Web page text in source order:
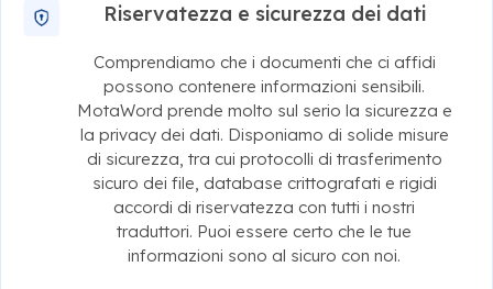
Riservatezza e sicurezza dei dati
Comprendiamo che i documenti che ci affidi
possono contenere informazioni sensibili.
MotaWord prende molto sul serio la sicurezza e
la privacy dei dati. Disponiamo di solide misure
di sicurezza, tra cui protocolli di trasferimento
sicuro dei file, database crittografati e rigidi
accordi di riservatezza con tutti i nostri
traduttori. Puoi essere certo che le tue
informazioni sono al sicuro con noi.